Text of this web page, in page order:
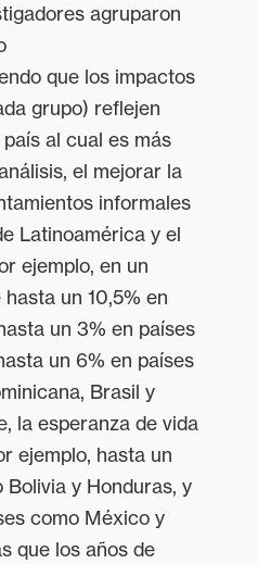
agruparon
que los impactos
grupo) reflejen
al cual es más
el mejorar la
informales
Latinoamérica y el
ejemplo, en un
un 10,5% en
un 3% en países
un 6% en países
Brasil y
la esperanza de vida
ejemplo, hasta un
y Honduras, y
como México y
que los años de